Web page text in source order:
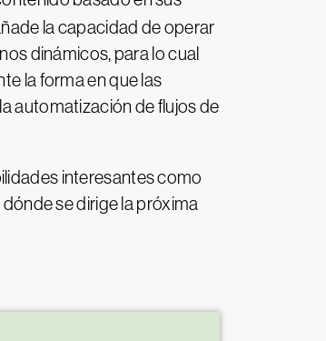
la capacidad de operar
dinámicos, para lo cual
la forma en que las
automatización de flujos de
interesantes como
se dirige la próxima